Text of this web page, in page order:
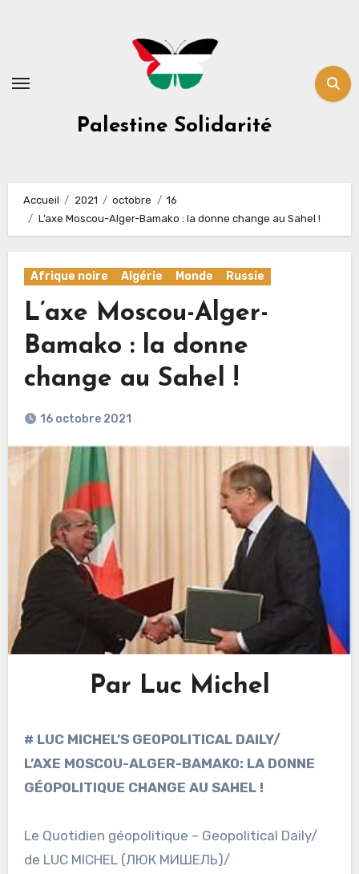
Palestine Solidarité
Accueil 2021 octobre
16
L’axe Moscou-Alger-Bamako : la donne change au Sahel !
Afrique noire Algérie Monde Russie
L’axe Moscou-Alger-
Bamako : la donne
change au Sahel !
16 octobre 2021
Par Luc Michel
# LUC MICHEL’S GEOPOLITICAL DAILY/
L’AXE MOSCOU-ALGER-BAMAKO: LA DONNE
GÉOPOLITIQUE CHANGE AU SAHEL !
Le Quotidien géopolitique – Geopolitical Daily/
de LUC MICHEL (ЛЮК МИШЕЛЬ)/